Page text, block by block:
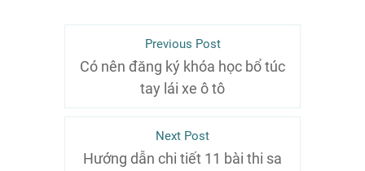
Previous Post
Có nên đăng ký khóa học bổ túc
tay lái xe ô tô
Next Post
Hướng dẫn chi tiết 11 bài thi sa